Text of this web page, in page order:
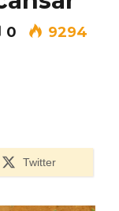
0 9294
Twitter
Login Lockdown